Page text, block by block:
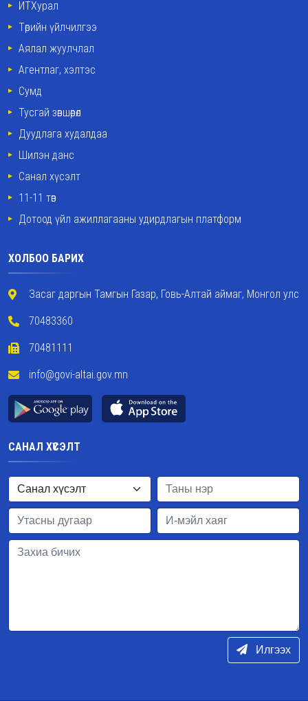
ИТХурал
Төрийн үйлчилгээ
Аялал жуулчлал
Агентлаг, хэлтэс
Сумд
Тусгай зөвшөөрөл
Дуудлага худалдаа
Шилэн данс
Санал хүсэлт
11-11 төв
Дотоод үйл ажиллагааны удирдлагын платформ
ХОЛБОО БАРИХ
Засаг даргын Тамгын Газар, Говь-Алтай аймаг, Монгол улс
70483360
70481111
info@govi-altai.gov.mn
САНАЛ ХҮСЭЛТ
Илгээх